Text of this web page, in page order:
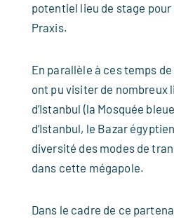
potentiel lieu de stage
Praxis.
En parallèle à ces temps
ont pu visiter de nombreux
d’Istanbul (la Mosquée
d’Istanbul, le Bazar
diversité des modes de
dans cette mégapole.
Dans le cadre de ce